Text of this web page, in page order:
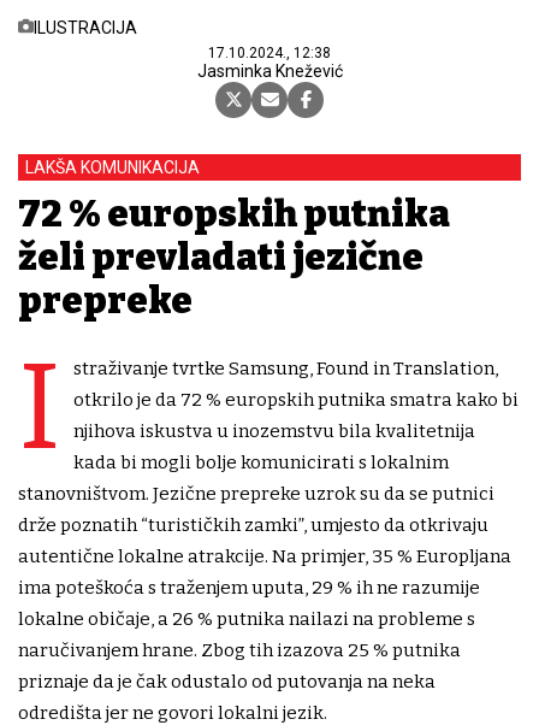
ILUSTRACIJA
17.10.2024., 12:38
Jasminka Knežević
LAKŠA KOMUNIKACIJA
72 % europskih putnika
želi prevladati jezične
prepreke
I
straživanje tvrtke Samsung, Found in Translation,
otkrilo je da 72 % europskih putnika smatra kako bi
njihova iskustva u inozemstvu bila kvalitetnija
kada bi mogli bolje komunicirati s lokalnim
stanovništvom. Jezične prepreke uzrok su da se putnici
drže poznatih “turističkih zamki”, umjesto da otkrivaju
autentične lokalne atrakcije. Na primjer, 35 % Europljana
ima poteškoća s traženjem uputa, 29 % ih ne razumije
lokalne običaje, a 26 % putnika nailazi na probleme s
naručivanjem hrane. Zbog tih izazova 25 % putnika
priznaje da je čak odustalo od putovanja na neka
odredišta jer ne govori lokalni jezik.